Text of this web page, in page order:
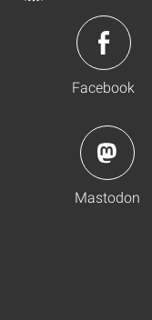
Facebook
Mastodon